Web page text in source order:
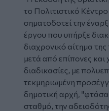
το Πολιτιστικό
σηματοδοτεί την
έργου που υπήρξε
διαχρονικό αίτημα της
μετά από επίπονες
διαδικασίες, με
τεκμηριωμένη
δημοτική αρχή,
σταθμό, την